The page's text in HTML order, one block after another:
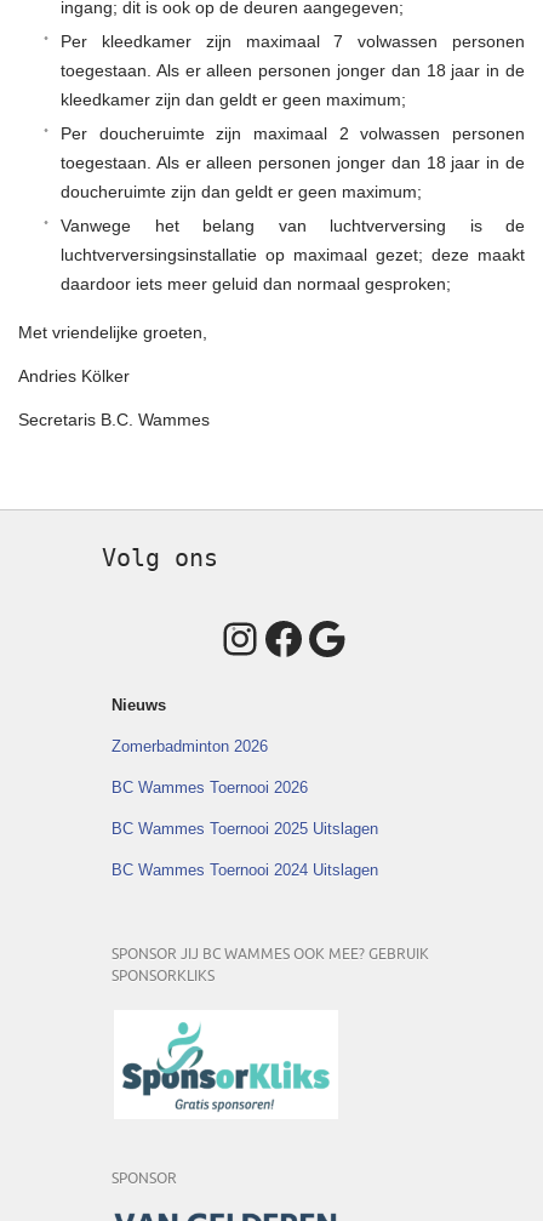
ingang; dit is ook op de deuren aangegeven;
Per kleedkamer zijn maximaal 7 volwassen personen
toegestaan. Als er alleen personen jonger dan 18 jaar in de
kleedkamer zijn dan geldt er geen maximum;
Per doucheruimte zijn maximaal 2 volwassen personen
toegestaan. Als er alleen personen jonger dan 18 jaar in de
doucheruimte zijn dan geldt er geen maximum;
Vanwege het belang van luchtverversing is de
luchtverversingsinstallatie op maximaal gezet; deze maakt
daardoor iets meer geluid dan normaal gesproken;
Met vriendelijke groeten,
Andries Kölker
Secretaris B.C. Wammes
Volg ons
Instagram
Facebook
Google
Nieuws
Zomerbadminton 2026
BC Wammes Toernooi 2026
BC Wammes Toernooi 2025 Uitslagen
BC Wammes Toernooi 2024 Uitslagen
SPONSOR JIJ BC WAMMES OOK MEE? GEBRUIK
SPONSORKLIKS
SPONSOR